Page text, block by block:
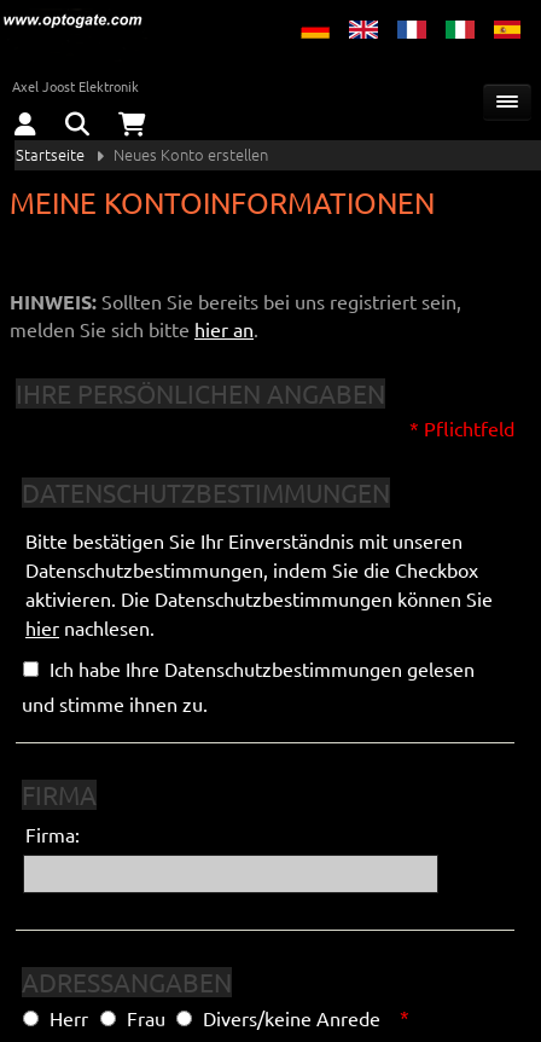
Axel Joost Elektronik
Startseite Neues Konto erstellen
MEINE KONTOINFORMATIONEN
HINWEIS: Sollten Sie bereits bei uns registriert sein,
melden Sie sich bitte hier an
IHRE PERSÖNLICHEN ANGABEN
* Pflichtfeld
DATENSCHUTZBESTIMMUNGEN
Bitte bestätigen Sie Ihr Einverständnis mit unseren
Datenschutzbestimmungen, indem Sie die Checkbox
aktivieren. Die Datenschutzbestimmungen können Sie
hier nachlesen.
Ich habe Ihre Datenschutzbestimmungen gelesen
und stimme ihnen zu.
FIRMA
Firma:
ADRESSANGABEN
Herr Frau Divers/keine Anrede
*